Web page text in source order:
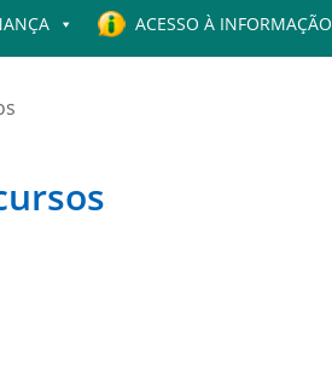
ACESSO À INFORMAÇÃO